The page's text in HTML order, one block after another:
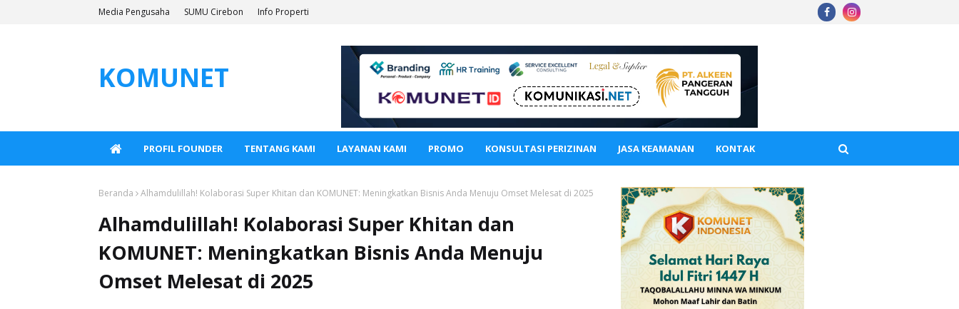
Media Pengusaha SUMU Cirebon Info Properti
KOMUNET
PROFIL FOUNDER TENTANG KAMI LAYANAN KAMI PROMO KONSULTASI PERIZINAN JASA KEAMANAN KONTAK
Beranda Alhamdulillah! Kolaborasi Super Khitan dan KOMUNET: Meningkatkan Bisnis Anda Menuju Omset Melesat di 2025
Alhamdulillah! Kolaborasi Super Khitan dan
KOMUNET: Meningkatkan Bisnis Anda Menuju
Omset Melesat di 2025